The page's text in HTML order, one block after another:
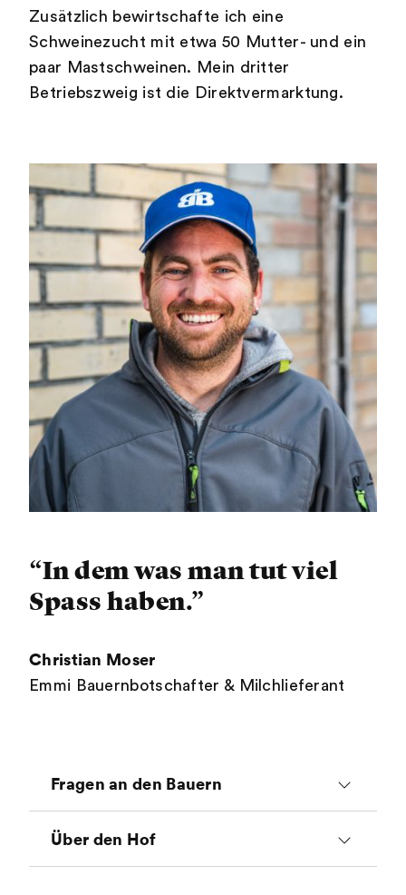
Zusätzlich bewirtschafte ich eine
Schweinezucht mit etwa 50 Mutter- und ein
paar Mastschweinen. Mein dritter
Betriebszweig ist die Direktvermarktung.
“In dem was man tut viel
Spass haben.”
Christian Moser
Emmi Bauernbotschafter & Milchlieferant
Fragen an den Bauern
Wieso bist du Bauer
Über den Hof